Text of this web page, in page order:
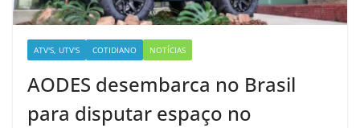
ATV'S, UTV'S COTIDIANO NOTÍCIAS
AODES desembarca no Brasil
para disputar espaço no